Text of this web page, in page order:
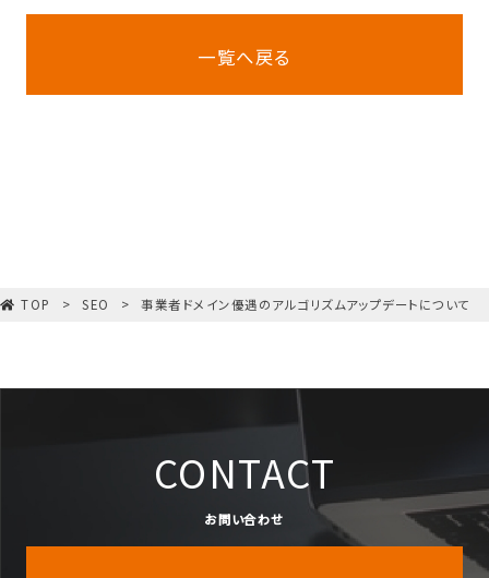
一覧へ戻る
TOP SEO 事業者ドメイン優遇のアルゴリズムアップデートについて
CONTACT
お問い合わせ